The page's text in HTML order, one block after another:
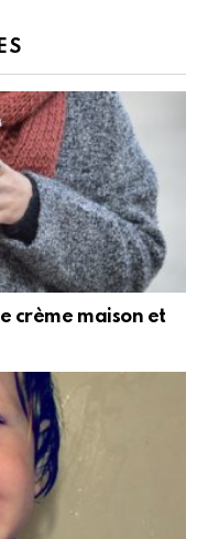
crème maison et